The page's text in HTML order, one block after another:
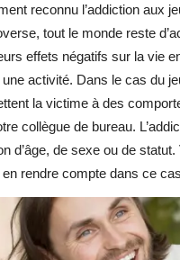
reconnu l’addiction aux
tout le monde reste
effets négatifs sur la vie
activité. Dans le cas du
la victime à des
collègue de bureau.
d’âge, de sexe ou de
rendre compte dans ce